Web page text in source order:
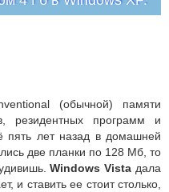
(обычной) памяти
резидентных программ и
пять лет назад в домашней
две планки по 128 Мб, то
Windows Vista дала
и ставить ее стоит столько,